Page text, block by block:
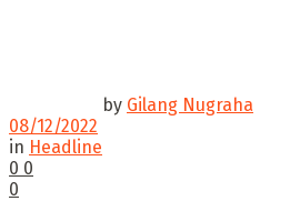
by Gilang Nugraha
08/12/2022
in Headline
0 0
0